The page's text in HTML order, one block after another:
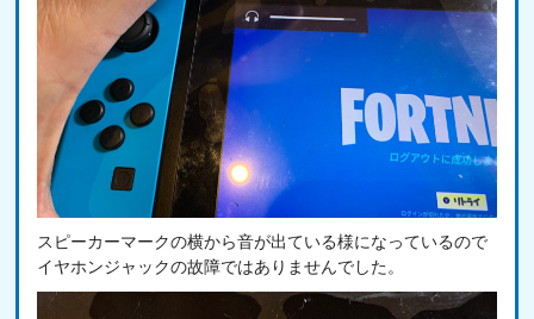
スピーカーマークの横から音が出ている様になっているので
イヤホンジャックの故障ではありませんでした。